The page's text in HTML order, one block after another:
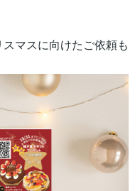
マスに向けたご依頼も